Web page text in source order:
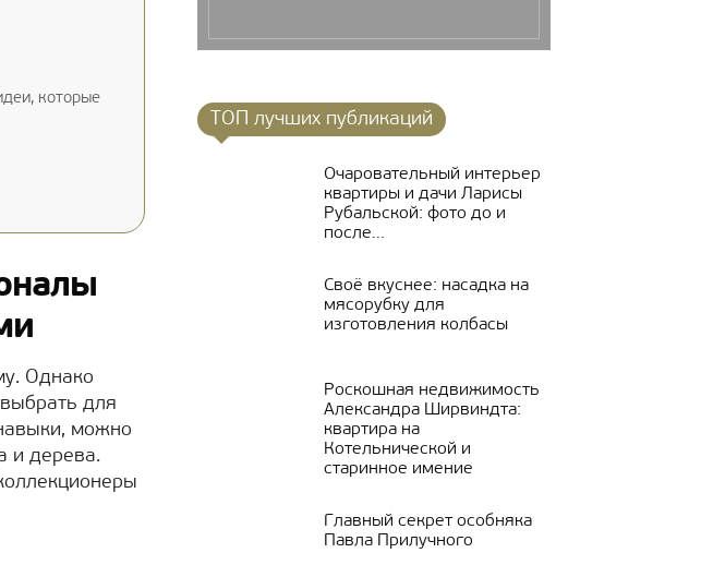
которые
Однако
для
можно
и дерева.
ТОП лучших публикаций
Очаровательный интерьер
квартиры и дачи Ларисы
Рубальской: фото до и
после...
Своё вкуснее: насадка на
мясорубку для
изготовления колбасы
Роскошная недвижимость
Александра Ширвиндта:
квартира на
Котельнической и
старинное имение
Главный секрет особняка
Павла Прилучного